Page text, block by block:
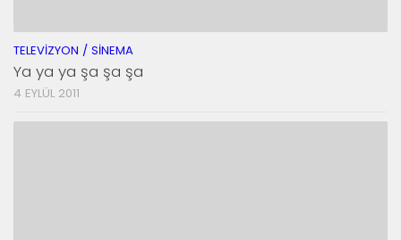
TELEVIZYON / SINEMA
Ya ya ya şa şa şa
4 EYLÜL 2011